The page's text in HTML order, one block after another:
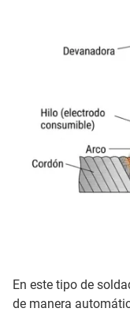
En este tipo de
de manera